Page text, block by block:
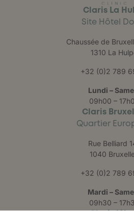
Claris La
Site Hôtel
Chaussée de
1310 La
+32 (0)2 789
Lundi –
09h00 –
Claris
Quartier
Rue Belliard
1040
+32 (0)2 789
Mardi –
09h30 –